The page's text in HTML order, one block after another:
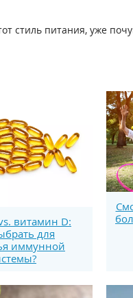
стиль питания, уже
витамин D:
для
иммунной